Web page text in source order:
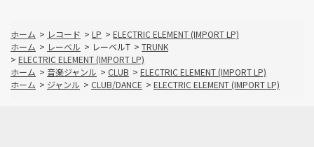
ホーム > レコード > LP > ELECTRIC ELEMENT (IMPORT LP)
ホーム > レーベル > レーベルT > TRUNK
> ELECTRIC ELEMENT (IMPORT LP)
ホーム > 音楽ジャンル > CLUB > ELECTRIC ELEMENT (IMPORT LP)
ホーム > ジャンル > CLUB/DANCE > ELECTRIC ELEMENT (IMPORT LP)